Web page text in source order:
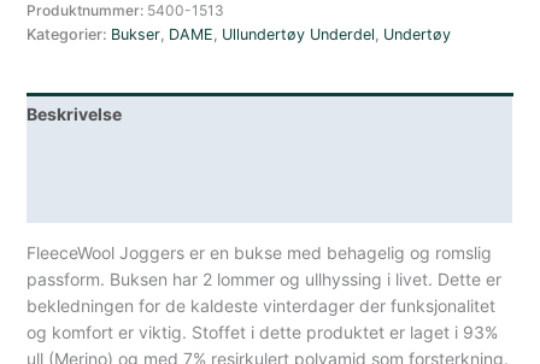
Produktnummer: 5400-1513
Kategorier: Bukser, DAME, Ullundertøy Underdel, Undertøy
Beskrivelse
FleeceWool Joggers er en bukse med behagelig og romslig
passform. Buksen har 2 lommer og ullhyssing i livet. Dette er
bekledningen for de kaldeste vinterdager der funksjonalitet
og komfort er viktig. Stoffet i dette produktet er laget i 93%
ull (Merino) og med 7% resirkulert polyamid som forsterkning.